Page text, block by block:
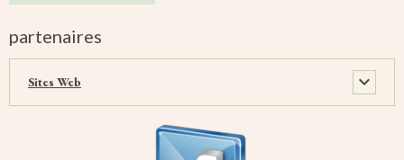
partenaires
Sites Web